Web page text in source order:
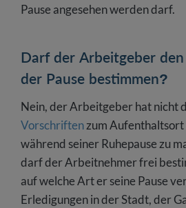
Pause angesehen werden darf.
Darf der Arbeitgeber
der Pause bestimmen?
Nein, der Arbeitgeber hat nicht
Vorschriftenzum
während seiner Ruhepause zu
darf der Arbeitnehmer frei
auf welche Art er seine Pause
Erledigungen in der Stadt, der